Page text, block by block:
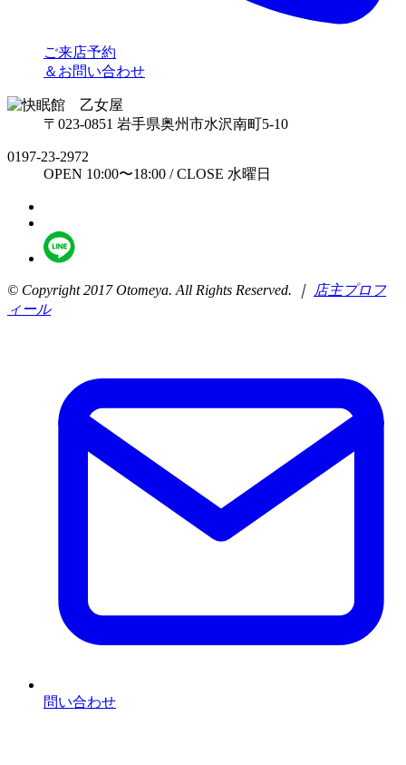
ご来店予約
＆お問い合わせ
〒023-0851 岩手県奥州市水沢南町5-10
0197-23-2972
OPEN 10:00〜18:00 / CLOSE 水曜日
© Copyright 2017 Otomeya. All Rights Reserved. ｜ 店主プロフ
ィール
問い合わせ